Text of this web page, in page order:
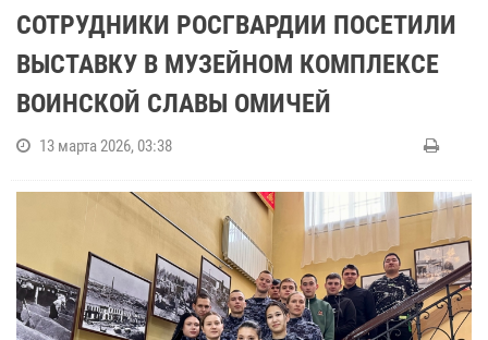
СОТРУДНИКИ РОСГВАРДИИ ПОСЕТИЛИ
ВЫСТАВКУ В МУЗЕЙНОМ КОМПЛЕКСЕ
ВОИНСКОЙ СЛАВЫ ОМИЧЕЙ
13 марта 2026, 03:38